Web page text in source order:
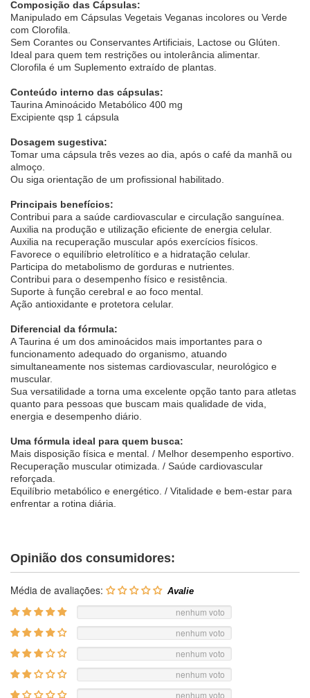
Composição das Cápsulas:
Manipulado em Cápsulas Vegetais Veganas incolores ou Verde
com Clorofila.
Sem Corantes ou Conservantes Artificiais, Lactose ou Glúten.
Ideal para quem tem restrições ou intolerância alimentar.
Clorofila é um Suplemento extraído de plantas.
Conteúdo interno das cápsulas:
Taurina Aminoácido Metabólico 400 mg
Excipiente qsp 1 cápsula
Dosagem sugestiva:
Tomar uma cápsula três vezes ao dia, após o café da manhã ou
almoço.
Ou siga orientação de um profissional habilitado.
Principais benefícios:
Contribui para a saúde cardiovascular e circulação sanguínea.
Auxilia na produção e utilização eficiente de energia celular.
Auxilia na recuperação muscular após exercícios físicos.
Favorece o equilíbrio eletrolítico e a hidratação celular.
Participa do metabolismo de gorduras e nutrientes.
Contribui para o desempenho físico e resistência.
Suporte à função cerebral e ao foco mental.
Ação antioxidante e protetora celular.
Diferencial da fórmula:
A Taurina é um dos aminoácidos mais importantes para o
funcionamento adequado do organismo, atuando
simultaneamente nos sistemas cardiovascular, neurológico e
muscular.
Sua versatilidade a torna uma excelente opção tanto para atletas
quanto para pessoas que buscam mais qualidade de vida,
energia e desempenho diário.
Uma fórmula ideal para quem busca:
Mais disposição física e mental. / Melhor desempenho esportivo.
Recuperação muscular otimizada. / Saúde cardiovascular
reforçada.
Equilíbrio metabólico e energético. / Vitalidade e bem-estar para
enfrentar a rotina diária.
Opinião dos consumidores:
Média de avaliações:
nenhum voto
nenhum voto
nenhum voto
nenhum voto
nenhum voto